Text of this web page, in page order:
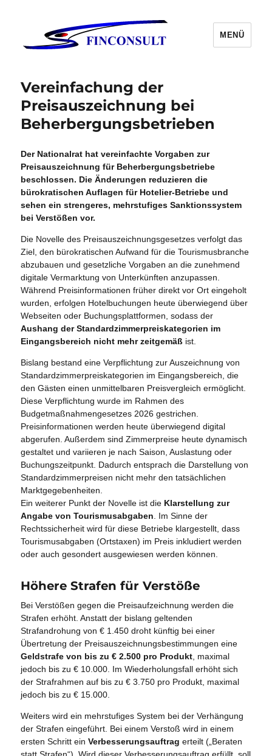
MENÜ
Vereinfachung der
Preisauszeichnung bei
Beherbergungsbetrieben
Der Nationalrat hat vereinfachte Vorgaben zur
Preisauszeichnung für Beherbergungsbetriebe
beschlossen. Die Änderungen reduzieren die
bürokratischen Auflagen für Hotelier-Betriebe und
sehen ein strengeres, mehrstufiges Sanktionssystem
bei Verstößen vor.
Die Novelle des Preisauszeichnungsgesetzes verfolgt das
Ziel, den bürokratischen Aufwand für die Tourismusbranche
abzubauen und gesetzliche Vorgaben an die zunehmend
digitale Vermarktung von Unterkünften anzupassen.
Während Preisinformationen früher direkt vor Ort eingeholt
wurden, erfolgen Hotelbuchungen heute überwiegend über
Webseiten oder Buchungsplattformen, sodass der
Aushang der Standardzimmerpreiskategorien im
Eingangsbereich nicht mehr zeitgemäß ist.
Bislang bestand eine Verpflichtung zur Auszeichnung von
Standardzimmerpreiskategorien im Eingangsbereich, die
den Gästen einen unmittelbaren Preisvergleich ermöglicht.
Diese Verpflichtung wurde im Rahmen des
Budgetmaßnahmengesetzes 2026 gestrichen.
Preisinformationen werden heute überwiegend digital
abgerufen. Außerdem sind Zimmerpreise heute dynamisch
gestaltet und variieren je nach Saison, Auslastung oder
Buchungszeitpunkt. Dadurch entsprach die Darstellung von
Standardzimmerpreisen nicht mehr den tatsächlichen
Marktgegebenheiten.
Ein weiterer Punkt der Novelle ist die Klarstellung zur
Angabe von Tourismusabgaben . Im Sinne der
Rechtssicherheit wird für diese Betriebe klargestellt, dass
Tourismusabgaben (Ortstaxen) im Preis inkludiert werden
oder auch gesondert ausgewiesen werden können.
Höhere Strafen für Verstöße
Bei Verstößen gegen die Preisaufzeichnung werden die
Strafen erhöht. Anstatt der bislang geltenden
Strafandrohung von € 1.450 droht künftig bei einer
Übertretung der Preisauszeichnungsbestimmungen eine
Geldstrafe von bis zu € 2.500 pro Produkt , maximal
jedoch bis zu € 10.000. Im Wiederholungsfall erhöht sich
der Strafrahmen auf bis zu € 3.750 pro Produkt, maximal
jedoch bis zu € 15.000.
Weiters wird ein mehrstufiges System bei der Verhängung
der Strafen eingeführt. Bei einem Verstoß wird in einem
ersten Schritt einVerbesserungsauftrag erteilt („Beraten